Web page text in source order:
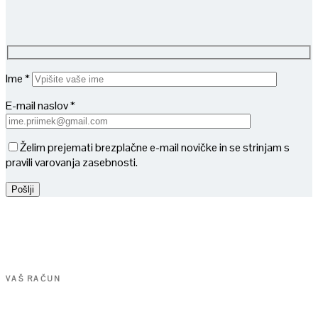
Ime *
E-mail naslov *
Želim prejemati brezplačne e-mail novičke in se strinjam s
pravili varovanja zasebnosti.
VAŠ RAČUN